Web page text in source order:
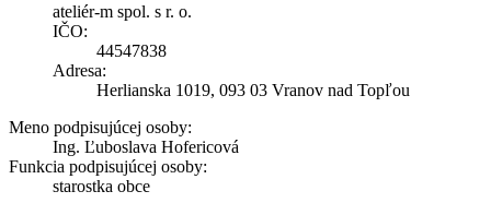
ateliér-m spol. s r. o.
IČO:
44547838
Adresa:
Herlianska 1019, 093 03 Vranov nad Topľou
Meno podpisujúcej osoby:
Ing. Ľuboslava Hofericová
Funkcia podpisujúcej osoby:
starostka obce